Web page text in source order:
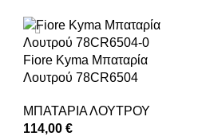
Fiore Kyma Μπαταρία
Λουτρού 78CR6504
ΜΠΑΤΑΡΙΑ ΛΟΥΤΡΟΥ
114,00 €